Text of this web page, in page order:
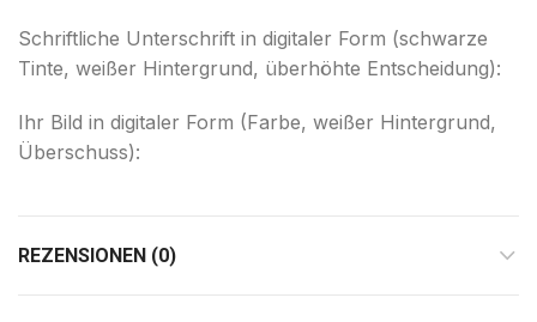
Schriftliche Unterschrift in digitaler Form (schwarze
Tinte, weißer Hintergrund, überhöhte Entscheidung):
Ihr Bild in digitaler Form (Farbe, weißer Hintergrund,
Überschuss):
REZENSIONEN (0)